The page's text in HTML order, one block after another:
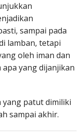
sampai pada
lamban, tetapi
oleh iman dan
yang dijanjikan
patut dimiliki
sampai akhir.